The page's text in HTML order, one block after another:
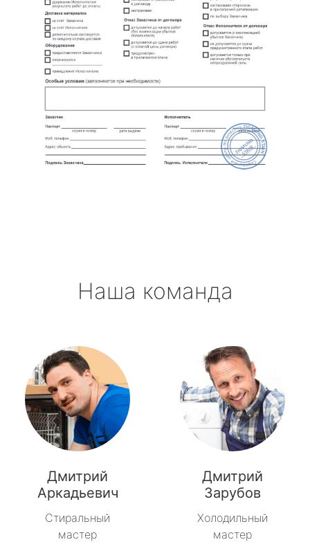
Наша команда
Дмитрий
Аркадьевич
Стиральный
мастер
Дмитрий
Зарубов
Холодильный
мастер